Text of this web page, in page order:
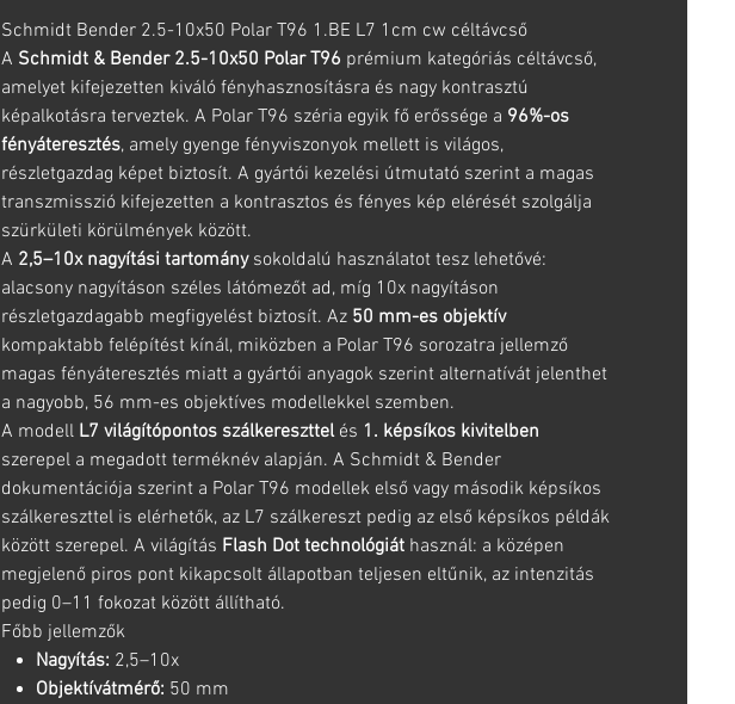
Schmidt Bender 2.5-10x50 Polar T96 1.BE L7 1cm cw céltávcső
A Schmidt & Bender 2.5-10x50 Polar T96 prémium kategóriás céltávcső,
amelyet kifejezetten kiváló fényhasznosításra és nagy kontrasztú
képalkotásra terveztek. A Polar T96 széria egyik fő erőssége a 96%-os
fényáteresztés, amely gyenge fényviszonyok mellett is világos,
részletgazdag képet biztosít. A gyártói kezelési útmutató szerint a magas
transzmisszió kifejezetten a kontrasztos és fényes kép elérését szolgálja
szürkületi körülmények között.
A 2,5–10x nagyítási tartománysokoldalú használatot tesz lehetővé:
alacsony nagyításon széles látómezőt ad, míg 10x nagyításon
részletgazdagabb megfigyelést biztosít. Az 50 mm-es objektív
kompaktabb felépítést kínál, miközben a Polar T96 sorozatra jellemző
magas fényáteresztés miatt a gyártói anyagok szerint alternatívát jelenthet
a nagyobb, 56 mm-es objektíves modellekkel szemben.
A modell L7 világítópontos szálkereszttelés 1. képsíkos kivitelben
szerepel a megadott terméknév alapján. A Schmidt & Bender
dokumentációja szerint a Polar T96 modellek első vagy második képsíkos
szálkereszttel is elérhetők, az L7 szálkereszt pedig az első képsíkos példák
között szerepel. A világítás Flash Dot technológiáthasznál: a középen
megjelenő piros pont kikapcsolt állapotban teljesen eltűnik, az intenzitás
pedig 0–11 fokozat között állítható.
Főbb jellemzők
Nagyítás: 2,5–10x
Objektívátmérő: 50 mm